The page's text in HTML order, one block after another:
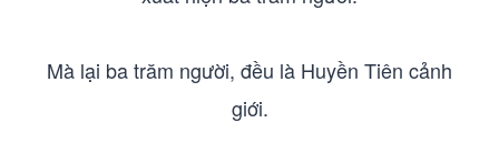
Mà lại ba trăm người, đều là Huyền Tiên cảnh
giới.